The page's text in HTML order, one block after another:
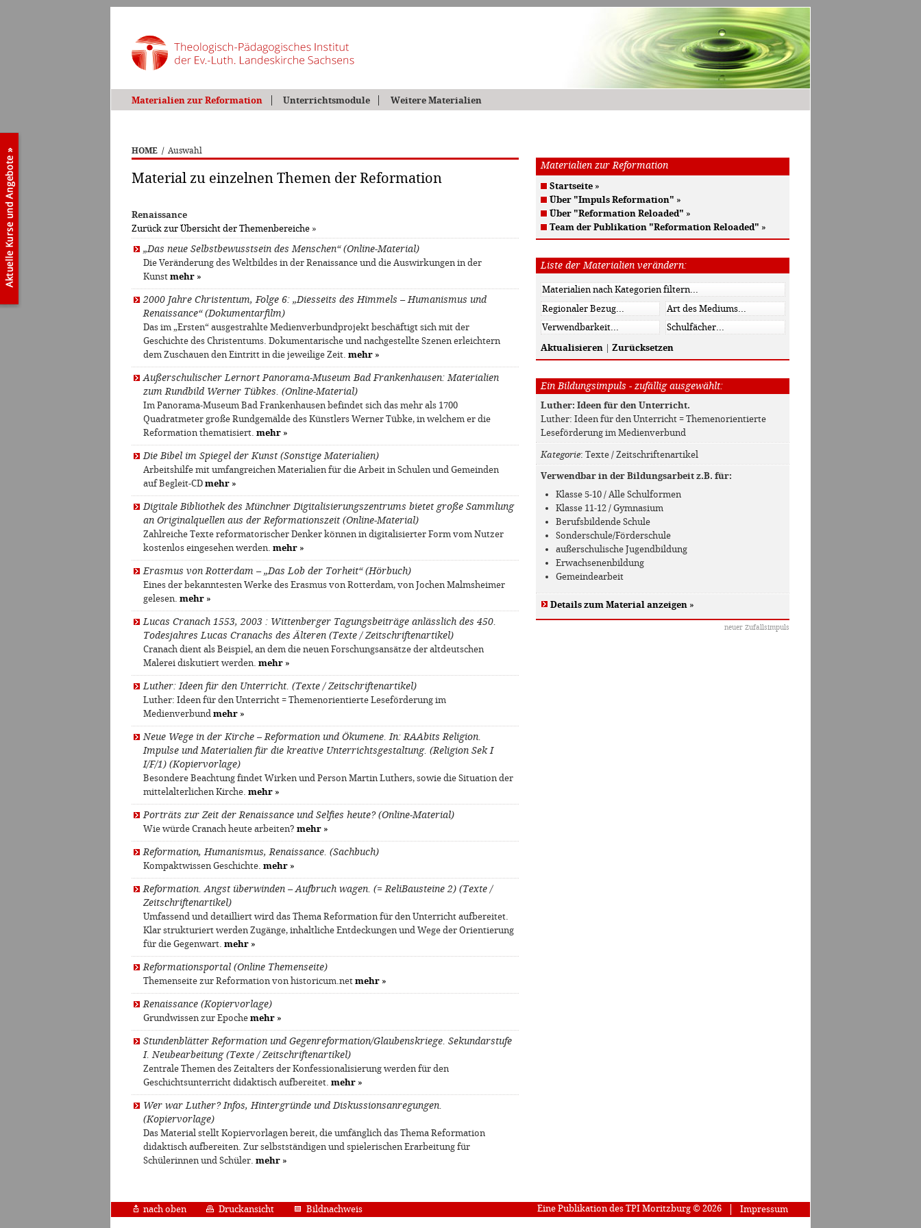
Materialien zur Reformation Unterrichtsmodule Weitere Materialien
HOME / Auswahl
Material zu einzelnen Themen der Reformation
Renaissance
Zurück zur Übersicht der Themenbereiche »
„Das neue Selbstbewusstsein des Menschen“ (Online-Material)
Die Veränderung des Weltbildes in der Renaissance und die Auswirkungen in der
Kunst mehr »
2000 Jahre Christentum, Folge 6: „Diesseits des Himmels – Humanismus und
Renaissance“ (Dokumentarfilm)
Das im „Ersten“ ausgestrahlte Medienverbundprojekt beschäftigt sich mit der
Geschichte des Christentums. Dokumentarische und nachgestellte Szenen erleichtern
dem Zuschauen den Eintritt in die jeweilige Zeit. mehr »
Außerschulischer Lernort Panorama-Museum Bad Frankenhausen: Materialien
zum Rundbild Werner Tübkes. (Online-Material)
Im Panorama-Museum Bad Frankenhausen befindet sich das mehr als 1700
Quadratmeter große Rundgemälde des Künstlers Werner Tübke, in welchem er die
Reformation thematisiert. mehr »
Die Bibel im Spiegel der Kunst (Sonstige Materialien)
Arbeitshilfe mit umfangreichen Materialien für die Arbeit in Schulen und Gemeinden
auf Begleit-CD mehr »
Digitale Bibliothek des Münchner Digitalisierungszentrums bietet große Sammlung
an Originalquellen aus der Reformationszeit (Online-Material)
Zahlreiche Texte reformatorischer Denker können in digitalisierter Form vom Nutzer
kostenlos eingesehen werden. mehr »
Erasmus von Rotterdam – „Das Lob der Torheit“ (Hörbuch)
Eines der bekanntesten Werke des Erasmus von Rotterdam, von Jochen Malmsheimer
gelesen. mehr »
Lucas Cranach 1553, 2003 : Wittenberger Tagungsbeiträge anlässlich des 450.
Todesjahres Lucas Cranachs des Älteren (Texte / Zeitschriftenartikel)
Cranach dient als Beispiel, an dem die neuen Forschungsansätze der altdeutschen
Malerei diskutiert werden. mehr »
Luther: Ideen für den Unterricht. (Texte / Zeitschriftenartikel)
Luther: Ideen für den Unterricht = Themenorientierte Leseförderung im
Medienverbund mehr »
Neue Wege in der Kirche – Reformation und Ökumene. In: RAAbits Religion.
Impulse und Materialien für die kreative Unterrichtsgestaltung. (Religion Sek I
I/F/1) (Kopiervorlage)
Besondere Beachtung findet Wirken und Person Martin Luthers, sowie die Situation der
mittelalterlichen Kirche. mehr »
Porträts zur Zeit der Renaissance und Selfies heute? (Online-Material)
Wie würde Cranach heute arbeiten? mehr »
Reformation, Humanismus, Renaissance. (Sachbuch)
Kompaktwissen Geschichte. mehr »
Reformation. Angst überwinden – Aufbruch wagen. (= ReliBausteine 2) (Texte /
Zeitschriftenartikel)
Umfassend und detailliert wird das Thema Reformation für den Unterricht aufbereitet.
Klar strukturiert werden Zugänge, inhaltliche Entdeckungen und Wege der Orientierung
für die Gegenwart. mehr »
Reformationsportal (Online Themenseite)
Themenseite zur Reformation von historicum.net mehr »
Renaissance (Kopiervorlage)
Grundwissen zur Epoche mehr »
Stundenblätter Reformation und Gegenreformation/Glaubenskriege. Sekundarstufe
I. Neubearbeitung (Texte / Zeitschriftenartikel)
Zentrale Themen des Zeitalters der Konfessionalisierung werden für den
Geschichtsunterricht didaktisch aufbereitet. mehr »
Wer war Luther? Infos, Hintergründe und Diskussionsanregungen.
(Kopiervorlage)
Das Material stellt Kopiervorlagen bereit, die umfänglich das Thema Reformation
didaktisch aufbereiten. Zur selbstständigen und spielerischen Erarbeitung für
Schülerinnen und Schüler. mehr »
Materialien zur Reformation
Startseite »
Über "Impuls Reformation" »
Über "Reformation Reloaded" »
Team der Publikation "Reformation Reloaded" »
Liste der Materialien verändern:
Aktualisieren Zurücksetzen
Ein Bildungsimpuls - zufällig ausgewählt:
Luther: Ideen für den Unterricht.
Luther: Ideen für den Unterricht = Themenorientierte
Leseförderung im Medienverbund
Kategorie: Texte / Zeitschriftenartikel
Verwendbar in der Bildungsarbeit z.B. für:
Klasse 5-10 / Alle Schulformen
Klasse 11-12 / Gymnasium
Berufsbildende Schule
Sonderschule/Förderschule
außerschulische Jugendbildung
Erwachsenenbildung
Gemeindearbeit
Details zum Material anzeigen»
neuer Zufallsimpuls
Impressum
Eine Publikation des TPI Moritzburg © 2026
nach oben Druckansicht Bildnachweis